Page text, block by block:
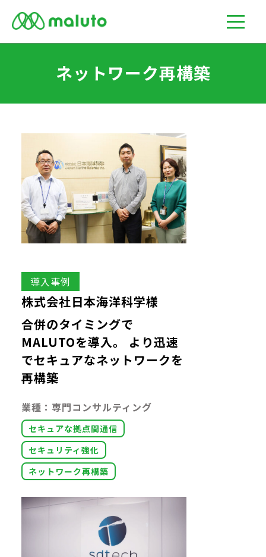
ネットワーク再構築
導入事例
株式会社日本海洋科学様
合併のタイミングで
MALUTOを導入。 より迅速
でセキュアなネットワークを
再構築
業種：専門コンサルティング
セキュアな拠点間通信
セキュリティ強化
ネットワーク再構築